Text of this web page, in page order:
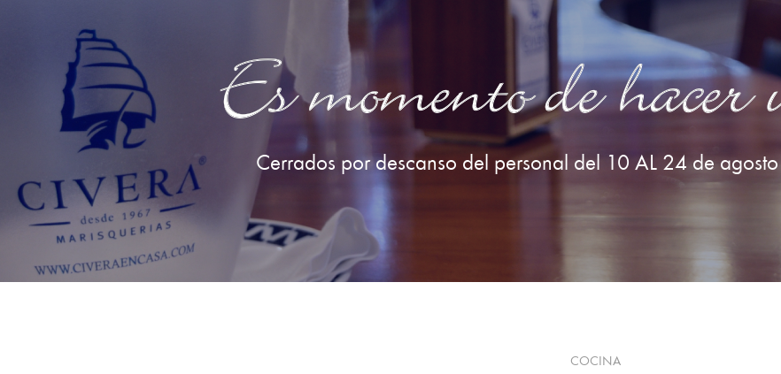
Es momento de hacer
Cerrados por descanso del personal del 10 AL 24 de
COCINA